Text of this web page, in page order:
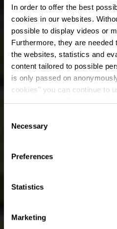
In order to offer the best
cookies in our websites.
possible to display videos or
Furthermore, they are needed
the websites, statistics and
content tailored to possible
is only passed on
cookies" you can continue to
time.
Selection
Necessary
Preferences
Statistics
Marketing
Veiner